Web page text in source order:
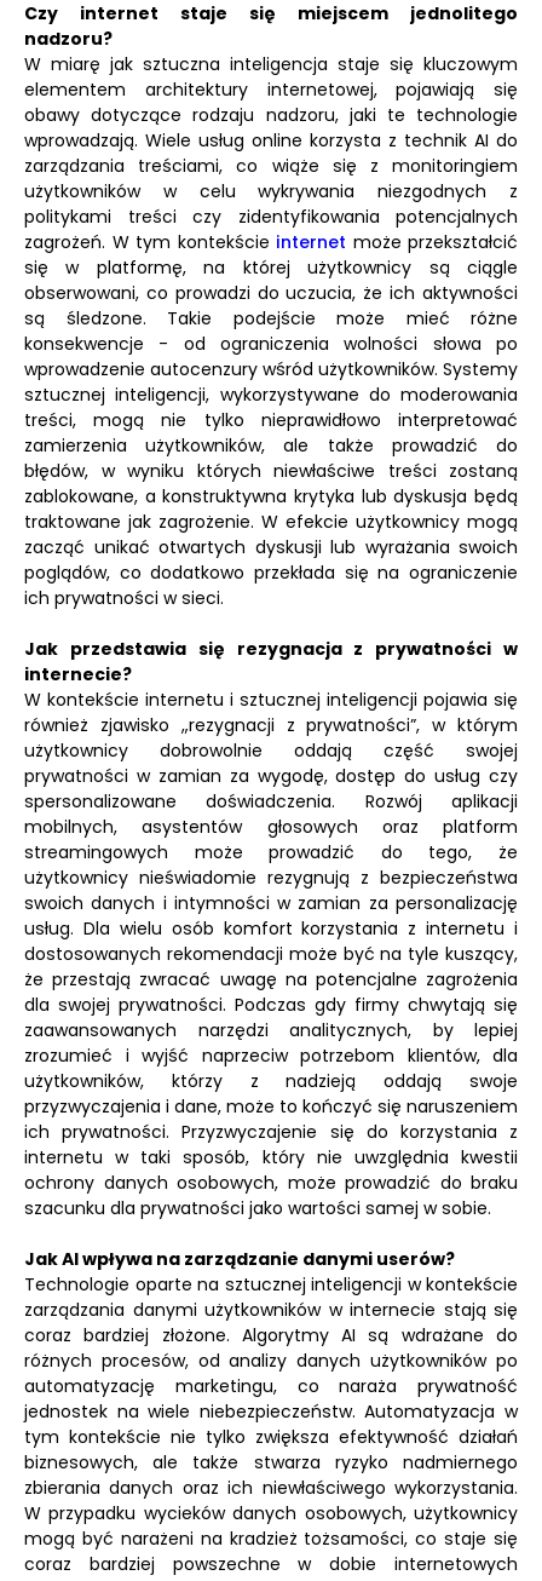
Czy internet staje się miejscem jednolitego
nadzoru?
W miarę jak sztuczna inteligencja staje się kluczowym
elementem architektury internetowej, pojawiają się
obawy dotyczące rodzaju nadzoru, jaki te technologie
wprowadzają. Wiele usług online korzysta z technik AI do
zarządzania treściami, co wiąże się z monitoringiem
użytkowników w celu wykrywania niezgodnych z
politykami treści czy zidentyfikowania potencjalnych
zagrożeń. W tym kontekście internet może przekształcić
się w platformę, na której użytkownicy są ciągle
obserwowani, co prowadzi do uczucia, że ich aktywności
są śledzone. Takie podejście może mieć różne
konsekwencje - od ograniczenia wolności słowa po
wprowadzenie autocenzury wśród użytkowników. Systemy
sztucznej inteligencji, wykorzystywane do moderowania
treści, mogą nie tylko nieprawidłowo interpretować
zamierzenia użytkowników, ale także prowadzić do
błędów, w wyniku których niewłaściwe treści zostaną
zablokowane, a konstruktywna krytyka lub dyskusja będą
traktowane jak zagrożenie. W efekcie użytkownicy mogą
zacząć unikać otwartych dyskusji lub wyrażania swoich
poglądów, co dodatkowo przekłada się na ograniczenie
ich prywatności w sieci.
Jak przedstawia się rezygnacja z prywatności w
internecie?
W kontekście internetu i sztucznej inteligencji pojawia się
również zjawisko „rezygnacji z prywatności”, w którym
użytkownicy dobrowolnie oddają część swojej
prywatności w zamian za wygodę, dostęp do usług czy
spersonalizowane doświadczenia. Rozwój aplikacji
mobilnych, asystentów głosowych oraz platform
streamingowych może prowadzić do tego, że
użytkownicy nieświadomie rezygnują z bezpieczeństwa
swoich danych i intymności w zamian za personalizację
usług. Dla wielu osób komfort korzystania z internetu i
dostosowanych rekomendacji może być na tyle kuszący,
że przestają zwracać uwagę na potencjalne zagrożenia
dla swojej prywatności. Podczas gdy firmy chwytają się
zaawansowanych narzędzi analitycznych, by lepiej
zrozumieć i wyjść naprzeciw potrzebom klientów, dla
użytkowników, którzy z nadzieją oddają swoje
przyzwyczajenia i dane, może to kończyć się naruszeniem
ich prywatności. Przyzwyczajenie się do korzystania z
internetu w taki sposób, który nie uwzględnia kwestii
ochrony danych osobowych, może prowadzić do braku
szacunku dla prywatności jako wartości samej w sobie.
Jak AI wpływa na zarządzanie danymi userów?
Technologie oparte na sztucznej inteligencji w kontekście
zarządzania danymi użytkowników w internecie stają się
coraz bardziej złożone. Algorytmy AI są wdrażane do
różnych procesów, od analizy danych użytkowników po
automatyzację marketingu, co naraża prywatność
jednostek na wiele niebezpieczeństw. Automatyzacja w
tym kontekście nie tylko zwiększa efektywność działań
biznesowych, ale także stwarza ryzyko nadmiernego
zbierania danych oraz ich niewłaściwego wykorzystania.
W przypadku wycieków danych osobowych, użytkownicy
mogą być narażeni na kradzież tożsamości, co staje się
coraz bardziej powszechne w dobie internetowych